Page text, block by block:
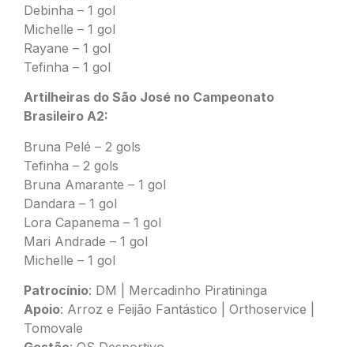
Debinha – 1 gol
Michelle – 1 gol
Rayane – 1 gol
Tefinha – 1 gol
Artilheiras do São José no Campeonato
Brasileiro A2:
Bruna Pelé – 2 gols
Tefinha – 2 gols
Bruna Amarante – 1 gol
Dandara – 1 gol
Lora Capanema – 1 gol
Mari Andrade – 1 gol
Michelle – 1 gol
Patrocínio: DM | Mercadinho Piratininga
Apoio: Arroz e Feijão Fantástico | Orthoservice |
Tomovale